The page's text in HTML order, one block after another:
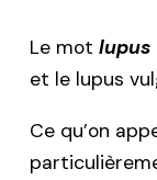
Le mot lupus
et le lupus
Ce qu’on